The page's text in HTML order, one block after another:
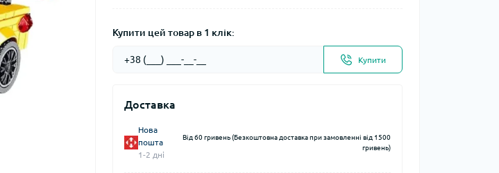
Купити цей товар в 1 клік:
Купити
Доставка
Нова
пошта
1-2 дні
Від 60 гривень (Безкоштовна доставка при замовленні від 1500
гривень)